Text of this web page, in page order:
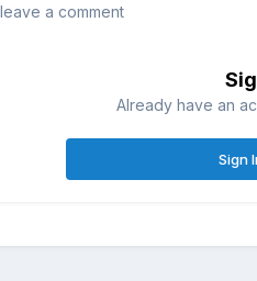
a comment
Already have an
Sign